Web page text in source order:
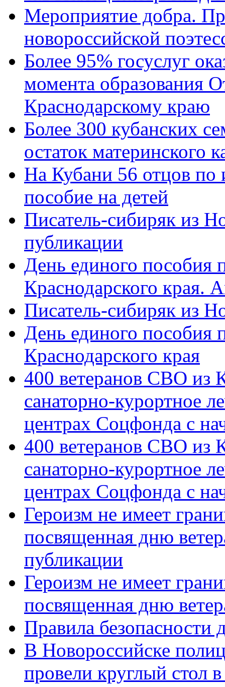
Мероприятие добра.
новороссийской
Более 95% госуслуг
момента образования
Краснодарскому краю
Более 300 кубанских
остаток материнского
На Кубани 56 отцов по
пособие на детей
Писатель-сибиряк из
публикации
День единого пособия
Краснодарского края.
Писатель-сибиряк из
День единого пособия
Краснодарского края
400 ветеранов СВО из
санаторно-курортное
центрах Соцфонда с
400 ветеранов СВО из
санаторно-курортное
центрах Соцфонда с
Героизм не имеет
посвященная дню
публикации
Героизм не имеет
посвященная дню
Правила безопасности
В Новороссийске
провели круглый стол